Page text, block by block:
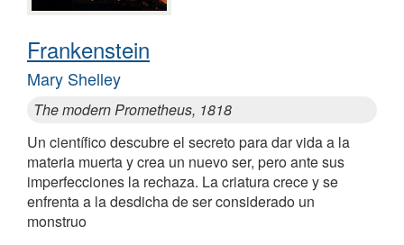
Frankenstein
Mary Shelley
The modern Prometheus, 1818
Un científico descubre el secreto para dar vida a la
materia muerta y crea un nuevo ser, pero ante sus
imperfecciones la rechaza. La criatura crece y se
enfrenta a la desdicha de ser considerado un
monstruo